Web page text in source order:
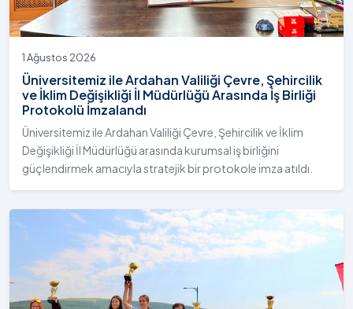
1 Ağustos 2026
Üniversitemiz ile Ardahan Valiliği Çevre, Şehircilik
ve İklim Değişikliği İl Müdürlüğü Arasında İş Birliği
Protokolü İmzalandı
Üniversitemiz ile Ardahan Valiliği Çevre, Şehircilik ve İklim
Değişikliği İl Müdürlüğü arasında kurumsal iş birliğini
güçlendirmek amacıyla stratejik bir protokole imza atıldı.